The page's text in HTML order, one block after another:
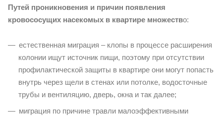
Путей проникновения и причин появления
кровососущих насекомых в квартире множество:
естественная миграция – клопы в процессе расширения
колонии ищут источник пищи, поэтому при отсутствии
профилактической защиты в квартире они могут попасть
внутрь через щели в стенах или потолке, водосточные
трубы и вентиляцию, дверь, окна и так далее;
миграция по причине травли малоэффективными